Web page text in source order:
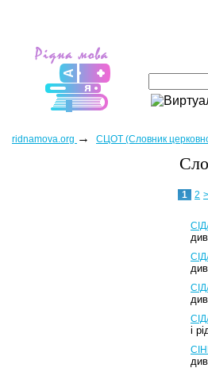
ridnamova.org → СЦОТ (Словник
1 2 >
і